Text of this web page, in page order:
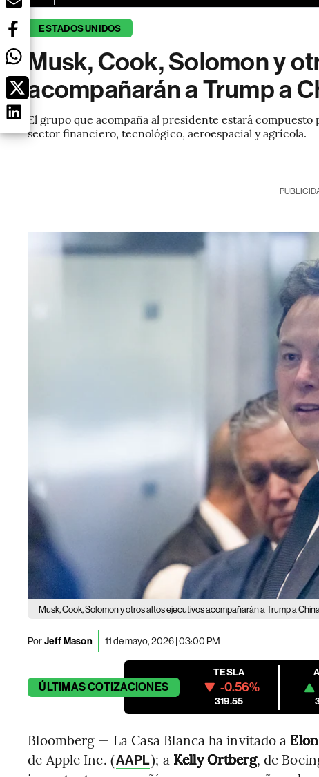
ESTADOS UNIDOS
Musk, Cook, Solomon y
acompañarán a Trump a
El grupo que acompaña al presidente estará
sector financiero, tecnológico, aeroespacial y agrícola.
Musk, Cook, Solomon y otros altos ejecutivos acompañarán a Trump a
PorJeff Mason 11 de mayo, 2026 | 03:00 PM
ÚLTIMASCOTIZACIONES
TESLA
-0.56%
319.55
Bloomberg — La Casa Blanca ha invitado a
de Apple Inc. (AAPL); a Kelly Ortberg, de